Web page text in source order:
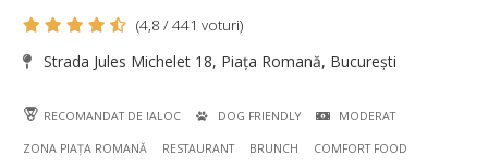
(4,8 / 441 voturi)
Strada Jules Michelet 18, Piața Romană, București
RECOMANDAT DE IALOC DOG FRIENDLY MODERAT
ZONA PIAȚA ROMANĂ RESTAURANT BRUNCH COMFORT FOOD